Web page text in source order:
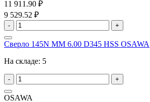
11 911.90 ₽
9 529.52 ₽
- +
Сверло 145N MM 6.00 D345 HSS OSAWA
На складе: 5
- +
OSAWA